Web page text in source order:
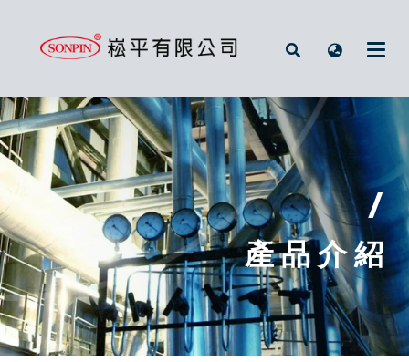
/
產 品 介 紹